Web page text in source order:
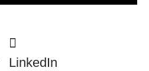
LinkedIn